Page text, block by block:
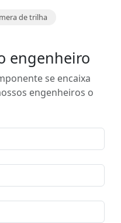
de trilha
engenheiro
se encaixa
engenheiros o